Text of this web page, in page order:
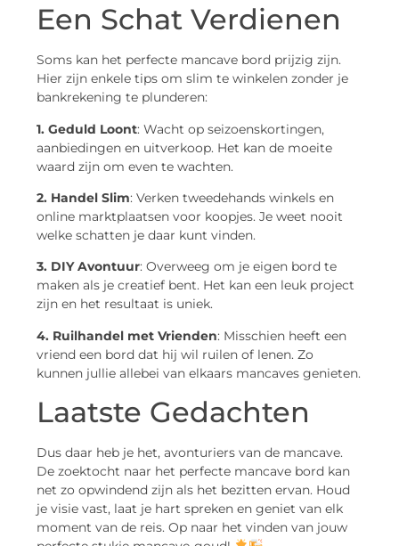
Een Schat Verdienen
Soms kan het perfecte mancave bord prijzig zijn.
Hier zijn enkele tips om slim te winkelen zonder je
bankrekening te plunderen:
1. Geduld Loont: Wacht op seizoenskortingen,
aanbiedingen en uitverkoop. Het kan de moeite
waard zijn om even te wachten.
2. Handel Slim: Verken tweedehands winkels en
online marktplaatsen voor koopjes. Je weet nooit
welke schatten je daar kunt vinden.
3. DIY Avontuur: Overweeg om je eigen bord te
maken als je creatief bent. Het kan een leuk project
zijn en het resultaat is uniek.
4. Ruilhandel met Vrienden: Misschien heeft een
vriend een bord dat hij wil ruilen of lenen. Zo
kunnen jullie allebei van elkaars mancaves genieten.
Laatste Gedachten
Dus daar heb je het, avonturiers van de mancave.
De zoektocht naar het perfecte mancave bord kan
net zo opwindend zijn als het bezitten ervan. Houd
je visie vast, laat je hart spreken en geniet van elk
moment van de reis. Op naar het vinden van jouw